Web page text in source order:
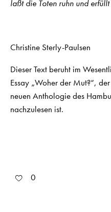
laßt die Toten ruhn und
Christine Sterly-Paulsen
Dieser Text beruht im
Essay „Woher der Mut?“,
neuen Anthologie des
nachzulesen ist.
0